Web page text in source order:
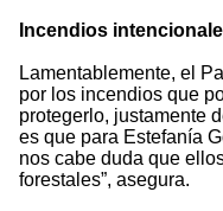
Incendios
Lamentablemente, el
por los incendios que
protegerlo, justamente
es que para Estefanía
nos cabe duda que
forestales”, asegura.